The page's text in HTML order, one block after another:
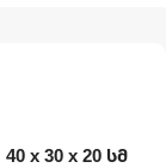
40 x 30 x 20 სმ